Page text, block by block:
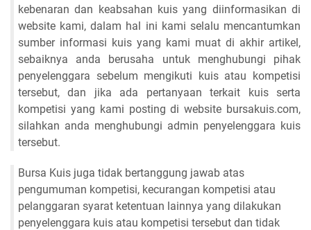
kebenaran dan keabsahan kuis yang diinformasikan di
website kami, dalam hal ini kami selalu mencantumkan
sumber informasi kuis yang kami muat di akhir artikel,
sebaiknya anda berusaha untuk menghubungi pihak
penyelenggara sebelum mengikuti kuis atau kompetisi
tersebut, dan jika ada pertanyaan terkait kuis serta
kompetisi yang kami posting di website bursakuis.com,
silahkan anda menghubungi admin penyelenggara kuis
tersebut.
Bursa Kuis juga tidak bertanggung jawab atas
pengumuman kompetisi, kecurangan kompetisi atau
pelanggaran syarat ketentuan lainnya yang dilakukan
penyelenggara kuis atau kompetisi tersebut dan tidak